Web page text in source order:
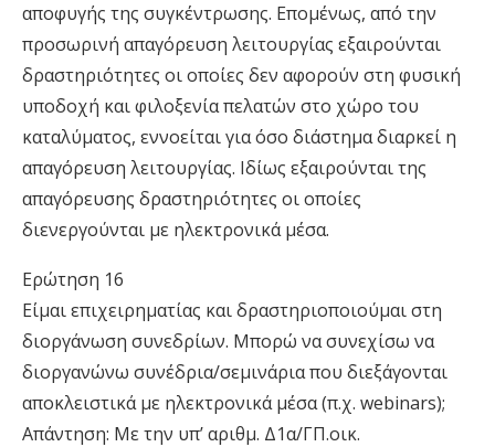
αποφυγής της συγκέντρωσης. Εποµένως, από την
προσωρινή απαγόρευση λειτουργίας εξαιρούνται
δραστηριότητες οι οποίες δεν αφορούν στη φυσική
υποδοχή και φιλοξενία πελατών στο χώρο του
καταλύµατος, εννοείται για όσο διάστηµα διαρκεί η
απαγόρευση λειτουργίας. Ιδίως εξαιρούνται της
απαγόρευσης δραστηριότητες οι οποίες
διενεργούνται µε ηλεκτρονικά µέσα.
Ερώτηση 16
Είµαι επιχειρηµατίας και δραστηριοποιούµαι στη
διοργάνωση συνεδρίων. Μπορώ να συνεχίσω να
διοργανώνω συνέδρια/σεµινάρια που διεξάγονται
αποκλειστικά µε ηλεκτρονικά µέσα (π.χ. webinars);
Απάντηση: Με την υπ’ αριθµ. Δ1α/ΓΠ.οικ.